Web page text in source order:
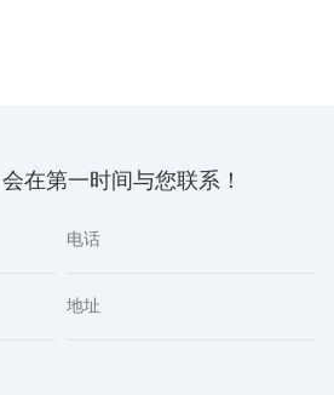
在第一时间与您联系！